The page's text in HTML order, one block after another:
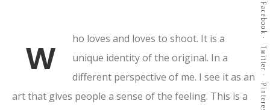
Facebook
Twitter
Pinterest
W
ho loves and loves to shoot. It is a
unique identity of the original. In a
different perspective of me. I see it as an
art that gives people a sense of the feeling. This is a